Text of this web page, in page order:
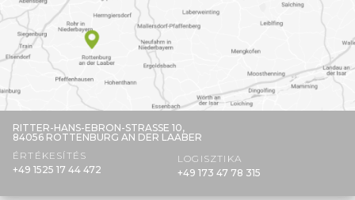
RITTER-HANS-EBRON-STRASSE 10,
84056 ROTTENBURG AN DER LAABER
ÉRTÉKESÍTÉS
+49 1525 17 44 472
LOGISZTIKA
+49 173 47 78 315